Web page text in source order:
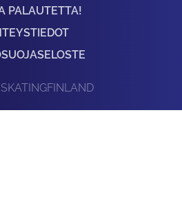
PALAUTETTA!